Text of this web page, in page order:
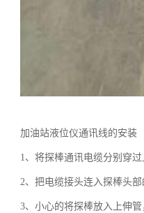
加油站液位仪通讯线的安装
1、将探棒通讯电缆分别穿
2、把电缆接头连入探棒头部
3、小心的将探棒放入上伸